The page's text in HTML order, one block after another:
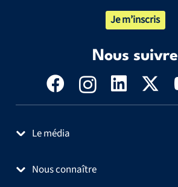
Je m’inscris
Nous suivre
Le média
Nous connaître